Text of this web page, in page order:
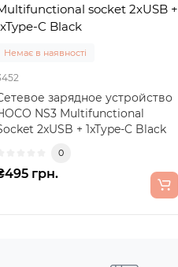
socket 2xUSB +
C Black
Немає в наявності
зарядное устройство
NS3 Multifunctional
2xUSB + 1xType-C Black
0
грн.